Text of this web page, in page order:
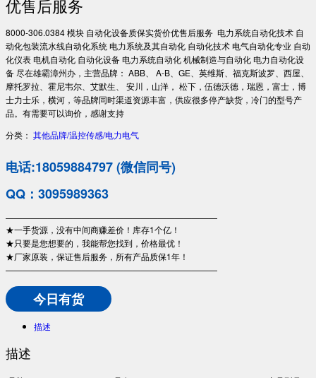
优售后服务
8000-306.0384 模块 自动化设备质保实货价优售后服务 电力系统自动化技术 自
动化包装流水线自动化系统 电力系统及其自动化 自动化技术 电气自动化专业 自动
化仪表 电机自动化 自动化设备 电力系统自动化 机械制造与自动化 电力自动化设
备 尽在雄霸漳州办，主营品牌： ABB、 A-B、GE、英维斯、福克斯波罗、西屋、
摩托罗拉、霍尼韦尔、艾默生、 安川，山洋， 松下，伍德沃德，瑞恩，富士，博
士力士乐，横河，等品牌同时渠道资源丰富，供应很多停产缺货，冷门的型号产
品。有需要可以询价，感谢支持
分类： 其他品牌/温控传感/电力电气
电话:18059884797 (微信同号)
QQ：3095989363
—————————————————————————
★一手货源，没有中间商赚差价！库存1个亿！
★只要是您想要的，我能帮您找到，价格最优！
★厂家原装，保证售后服务，所有产品质保1年！
—————————————————————————
今日有货
描述
描述